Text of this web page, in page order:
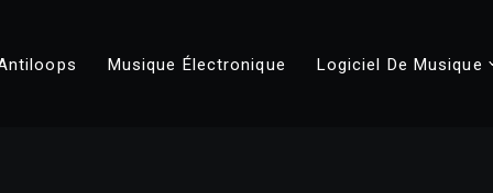
Musique Électronique Logiciel De Musique